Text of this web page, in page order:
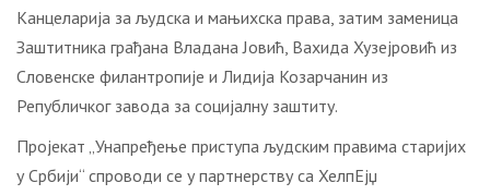
Канцеларија за људска и мањихска права, затим заменица
Заштитника грађана Владана Јовић, Вахида Хузејровић из
Словенске филантропије и Лидија Козарчанин из
Републичког завода за социјалну заштиту.
Пројекат „Унапређење приступа људским правима старијих
у Србији“ спроводи се у партнерству са ХелпЕјџ